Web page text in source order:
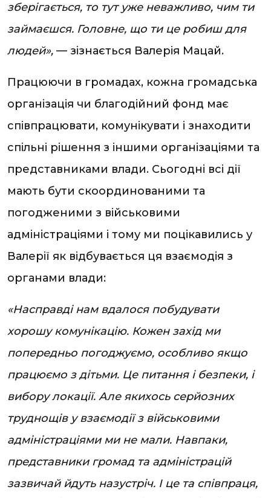
зберігається, то тут уже неважливо, чим ти
займаєшся. Головне, що ти це робиш для
людей», — зізнається Валерія Мацай.
Працюючи в громадах, кожна громадська
організація чи благодійний фонд має
співпрацювати, комунікувати і знаходити
спільні рішення з іншими організаціями та
представниками влади. Сьогодні всі дії
мають бути скоординованими та
погодженими з військовими
адміністраціями і тому ми поцікавились у
Валерії як відбувається ця взаємодія з
органами влади:
«Насправді нам вдалося побудувати
хорошу комунікацію. Кожен захід ми
попередньо погоджуємо, особливо якщо
працюємо з дітьми. Це питання і безпеки, і
вибору локації. Але якихось серйозних
труднощів у взаємодії з військовими
адміністраціями ми не мали. Навпаки,
представники громад та адміністрацій
зазвичай йдуть назустріч. І це та співпраця,